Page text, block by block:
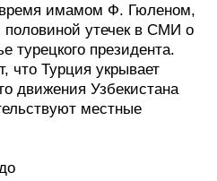
имамом Ф. Гюленом,
половиной утечек в СМИ о
турецкого президента.
что Турция укрывает
движения Узбекистана
местные